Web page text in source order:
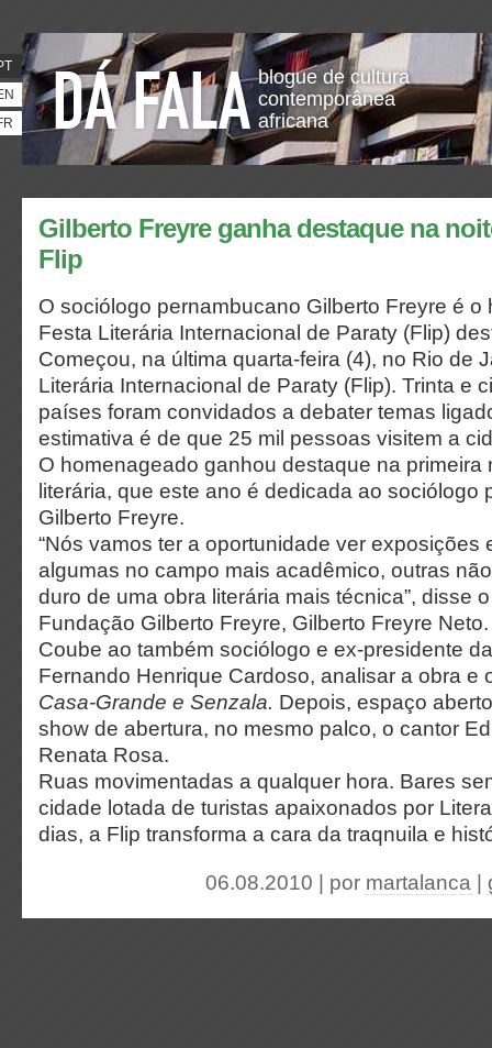
blogue de cultura
contemporânea
africana
Gilberto Freyre ganha destaque na
Flip
O sociólogo pernambucano Gilberto Freyre é o
Festa Literária Internacional de Paraty (Flip)
Começou, na última quarta-feira (4), no Rio de
Literária Internacional de Paraty (Flip). Trinta e
países foram convidados a debater temas
estimativa é de que 25 mil pessoas visitem a
O homenageado ganhou destaque na primeira
literária, que este ano é dedicada ao sociólogo
Gilberto Freyre.
“Nós vamos ter a oportunidade ver exposições
algumas no campo mais acadêmico, outras
duro de uma obra literária mais técnica”, disse
Fundação Gilberto Freyre, Gilberto Freyre Neto.
Coube ao também sociólogo e ex-presidente
Fernando Henrique Cardoso, analisar a obra e
Casa-Grande e Senzala. Depois, espaço
show de abertura, no mesmo palco, o cantor
Renata Rosa.
Ruas movimentadas a qualquer hora. Bares
cidade lotada de turistas apaixonados por
dias, a Flip transforma a cara da traqnuila e
06.08.2010 | por martalanca